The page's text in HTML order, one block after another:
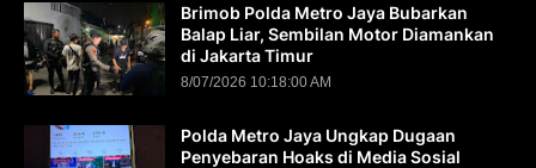
Brimob Polda Metro Jaya Bubarkan
Balap Liar, Sembilan Motor Diamankan
di Jakarta Timur
8/07/2026 10:18:00 AM
Polda Metro Jaya Ungkap Dugaan
Penyebaran Hoaks di Media Sosial